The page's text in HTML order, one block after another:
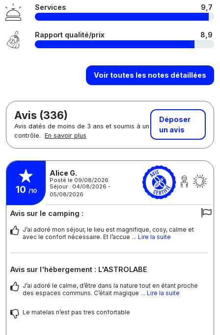
Services 9,7
Rapport qualité/prix 8,9
Voir toutes les notes détaillées
Avis (336)
Avis datés de moins de 3 ans et soumis à un
contrôle. En savoir plus
Déposer
un avis
10 /10
Alice G.
Posté le 09/08/2026
Séjour : 04/08/2026 -
05/08/2026
Avis sur le camping :
J’ai adoré mon séjour, le lieu est magnifique, cosy, calme et
avec le confort nécessaire. Et l’accue ... Lire la suite
Avis sur l'hébergement : L'ASTROLABE
J’ai adoré le calme, d’être dans la nature tout en étant proche
des espaces communs. C’était magique ... Lire la suite
Le matelas n’est pas tres confortable